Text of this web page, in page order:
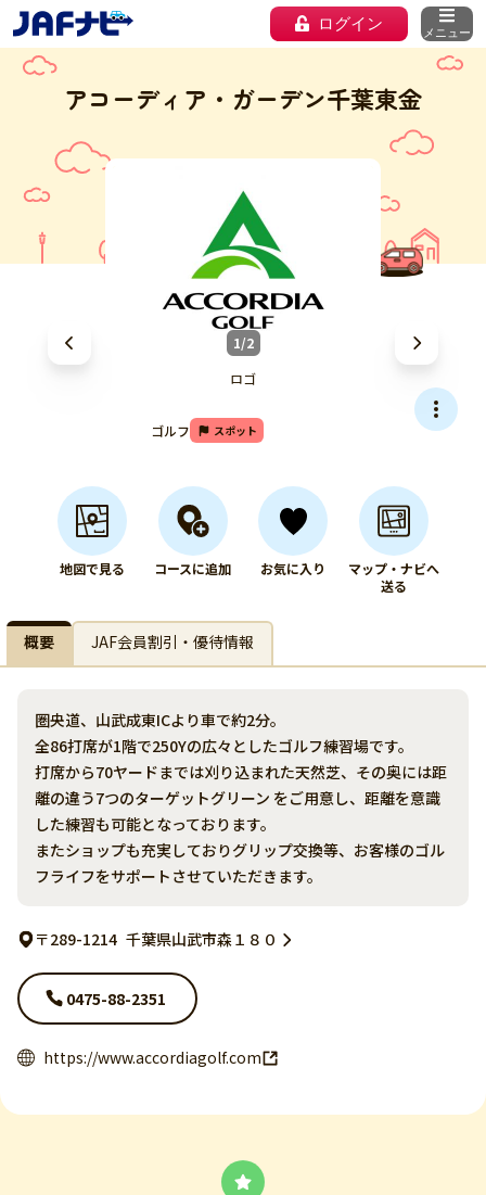
ログイン メニュー
アコーディア・ガーデン千葉東金
1/2
ロゴ
ゴルフ スポット
地図で見る コースに追加 お気に入り
マップ・ナビへ
送る
概要 JAF会員割引・優待情報
圏央道、山武成東ICより車で約2分。
全86打席が1階で250Yの広々としたゴルフ練習場です。
打席から70ヤードまでは刈り込まれた天然芝、その奥には距
離の違う7つのターゲットグリーン をご用意し、距離を意識
した練習も可能となっております。
またショップも充実しておりグリップ交換等、お客様のゴル
フライフをサポートさせていただきます。
〒289-1214 千葉県山武市森１８０
0475-88-2351
https://www.accordiagolf.com